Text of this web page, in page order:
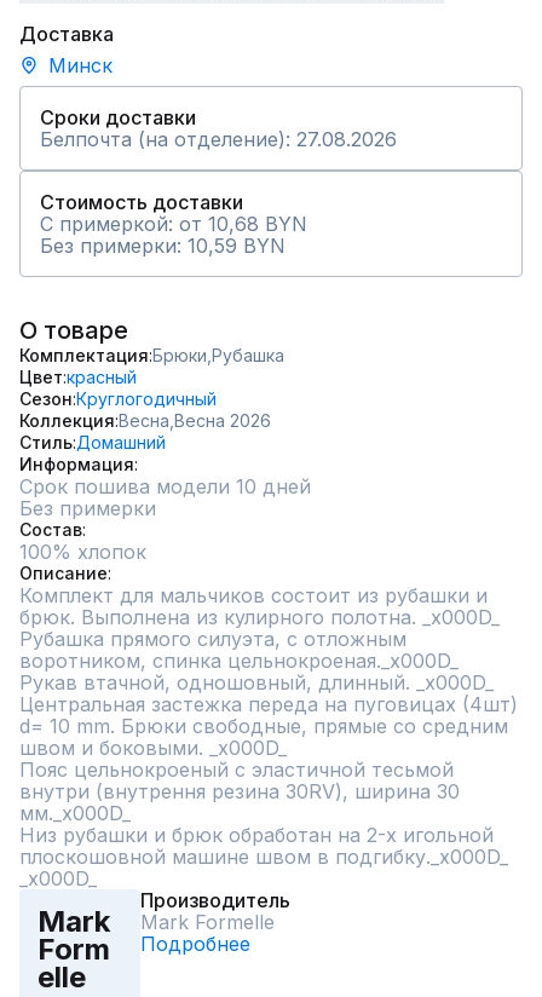
Доставка
Минск
Сроки доставки
Белпочта (на отделение): 27.08.2026
Стоимость доставки
С примеркой: от 10,68 BYN
Без примерки: 10,59 BYN
О товаре
Комплектация Брюки, Рубашка
Цвет красный
Сезон Круглогодичный
Коллекция Весна, Весна 2026
Стиль Домашний
Информация
Срок пошива модели 10 дней
Без примерки
Состав
100% хлопок
Описание
Комплект для мальчиков состоит из рубашки и
брюк. Выполнена из кулирного полотна. _x000D_
Рубашка прямого силуэта, с отложным
воротником, спинка цельнокроеная._x000D_
Рукав втачной, одношовный, длинный. _x000D_
Центральная застежка переда на пуговицах (4шт)
d= 10 mm. Брюки свободные, прямые со средним
швом и боковыми. _x000D_
Пояс цельнокроеный с эластичной тесьмой
внутри (внутрення резина 30RV), ширина 30
мм._x000D_
Низ рубашки и брюк обработан на 2-х игольной
плоскошовной машине швом в подгибку._x000D_
_x000D_
Mark
Form
elle
Производитель
Mark Formelle
Подробнее